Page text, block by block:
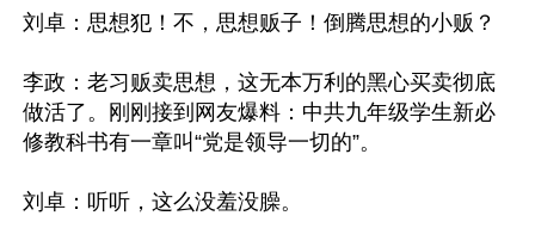
刘卓：思想犯！不，思想贩子！倒腾思想的小贩？
李政：老习贩卖思想，这无本万利的黑心买卖彻底
做活了。刚刚接到网友爆料：中共九年级学生新必
修教科书有一章叫“党是领导一切的”。
刘卓：听听，这么没羞没臊。